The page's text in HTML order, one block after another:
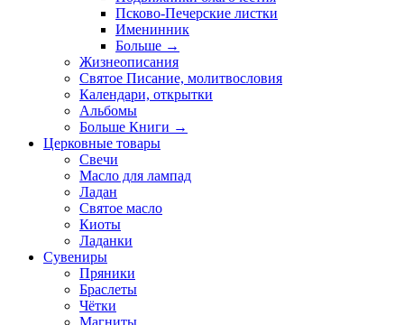
Псково-Печерские листки
Именинник
Больше →
Жизнеописания
Святое Писание, молитвословия
Календари, открытки
Альбомы
Больше Книги →
Церковные товары
Свечи
Масло для лампад
Ладан
Святое масло
Киоты
Ладанки
Сувениры
Пряники
Браслеты
Чётки
Магниты